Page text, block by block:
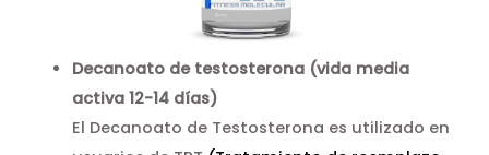
Decanoato de testosterona (vida media
activa 12-14 días)
El Decanoato de Testosterona es utilizado en